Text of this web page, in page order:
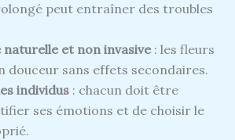
peut entraîner des troubles
et non invasive: les fleurs
douceur sans effets secondaires.
individus : chacun doit être
ses émotions et de choisir le